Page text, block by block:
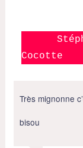
Cocotte
Très mignonne
bisou